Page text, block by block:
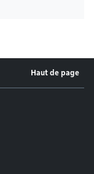
Haut de page